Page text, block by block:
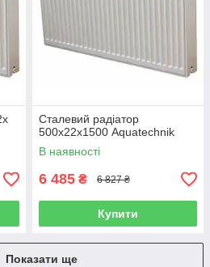
Сталевий радіатор
500х22х1500 Aquatechnik
В наявності
6 485 ₴ 6 827 ₴
Купити
Показати ще